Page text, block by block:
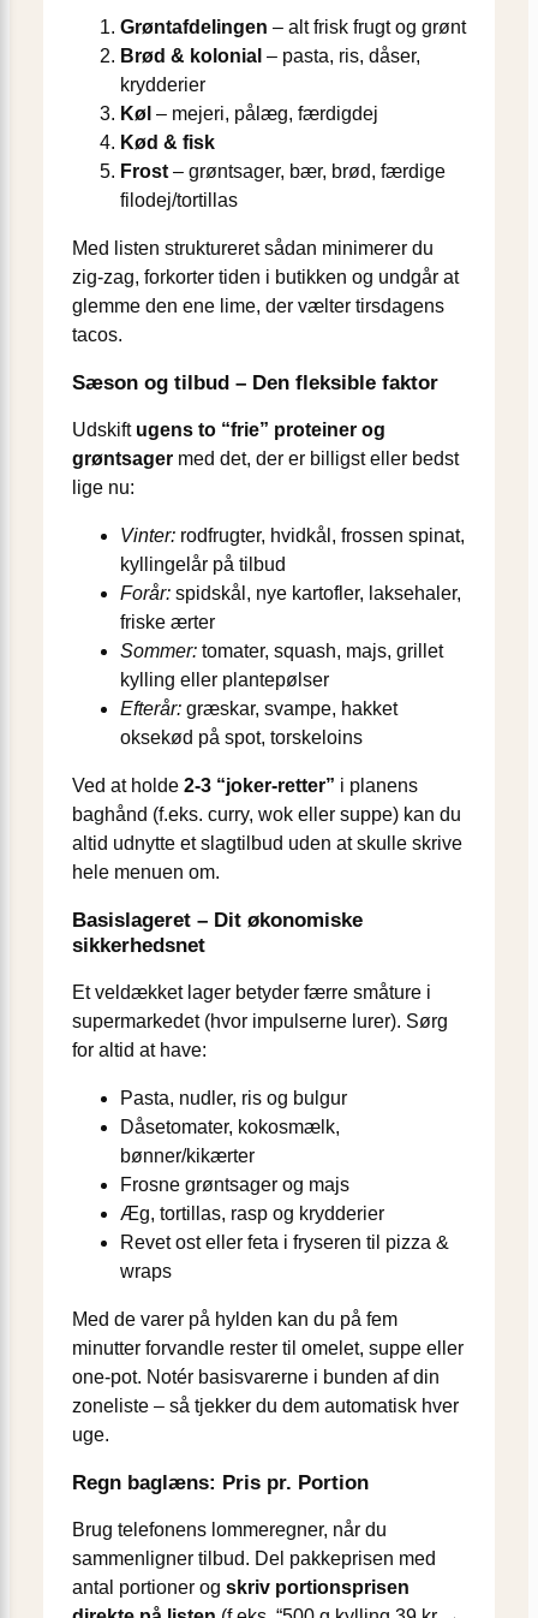
Grøntafdelingen – alt frisk frugt og grønt
Brød & kolonial – pasta, ris, dåser,
krydderier
Køl – mejeri, pålæg, færdigdej
Kød & fisk
Frost – grøntsager, bær, brød, færdige
filodej/tortillas
Med listen struktureret sådan minimerer du
zig-zag, forkorter tiden i butikken og undgår at
glemme den ene lime, der vælter tirsdagens
tacos.
Sæson og tilbud – Den fleksible faktor
Udskift ugens to “frie” proteiner og
grøntsager med det, der er billigst eller bedst
lige nu:
Vinter: rodfrugter, hvidkål, frossen spinat,
kyllingelår på tilbud
Forår: spidskål, nye kartofler, lakse­haler,
friske ærter
Sommer: tomater, squash, majs, grillet
kylling eller plante­pølser
Efterår: græskar, svampe, hakket
oksekød på spot, torskeloins
Ved at holde 2-3 “joker-retter” i planens
baghånd (f.eks. curry, wok eller suppe) kan du
altid udnytte et slagtilbud uden at skulle skrive
hele menuen om.
Basislageret – Dit økonomiske
sikkerhedsnet
Et veldækket lager betyder færre småture i
supermarkedet (hvor impulserne lurer). Sørg
for altid at have:
Pasta, nudler, ris og bulgur
Dåsetomater, kokosmælk,
bønner/kikærter
Frosne grøntsager og majs
Æg, tortillas, rasp og krydderier
Revet ost eller feta i fryseren til pizza &
wraps
Med de varer på hylden kan du på fem
minutter forvandle rester til omelet, suppe eller
one-pot. Notér basisvarerne i bunden af din
zoneliste – så tjekker du dem automatisk hver
uge.
Regn baglæns: Pris pr. Portion
Brug telefonens lommeregner, når du
sammenligner tilbud. Del pakkeprisen med
antal portioner og skriv portions­prisen